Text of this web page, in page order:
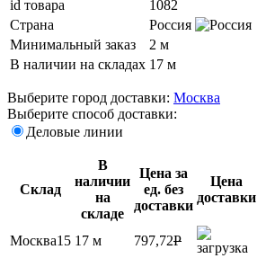
id товара
1082
Страна
Россия
Минимальный заказ
2 м
В наличии на складах 17 м
Выберите город доставки: Москва
Выберите способ доставки:
Деловые линии
Склад
В
наличии
на
складе
Цена за
ед. без
доставки
Цена
доставки
Москва15 17 м 797,72P